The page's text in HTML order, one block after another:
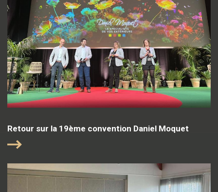
Retour sur la 19ème convention Daniel Moquet